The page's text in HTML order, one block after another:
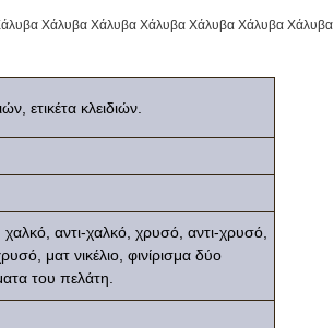
Χάλυβα Χάλυβα Χάλυβα Χάλυβα Χάλυβα Χάλυβα Χάλυβα
ετικέτα κλειδιών.
χαλκό, αντι-χαλκό, χρυσό, αντι-χρυσό,
ματ νικέλιο, φινίρισμα δύο
του πελάτη.